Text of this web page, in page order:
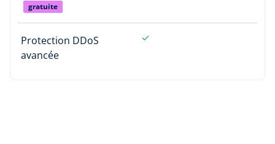
gratuite
Protection DDoS
avancée